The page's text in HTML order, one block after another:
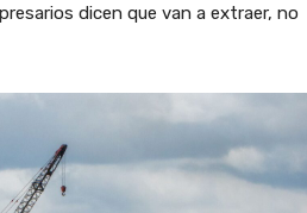
dicen que van a extraer, no